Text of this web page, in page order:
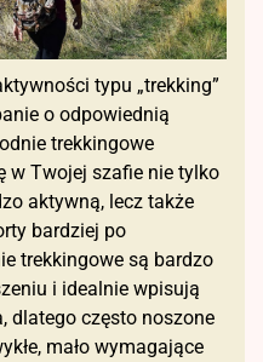
typu „trekking”
o odpowiednią
trekkingowe
w Twojej szafie nie tylko
aktywną, lecz także
bardziej po
trekkingowe są bardzo
i idealnie wpisują
dlatego często noszone
mało wymagające